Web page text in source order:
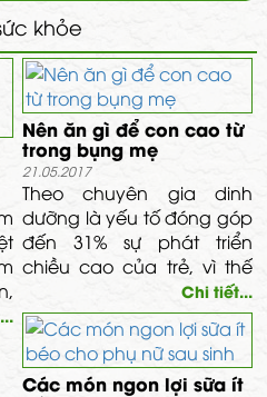
khỏe
Nên ăn gì để con cao từ
trong bụng mẹ
21.05.2017
Theo chuyên gia dinh
dưỡng là yếu tố đóng góp
đến 31% sự phát triển
chiều cao của trẻ, vì thế
mẹ bầu có thể giúp con
cao lớn ngay từ trong
bụng mẹ nếu bổ sung các
thức phẩm như thịt nạc,
cá hồi, khoai lang, rau
Chi tiết...
Các món ngon lợi sữa ít